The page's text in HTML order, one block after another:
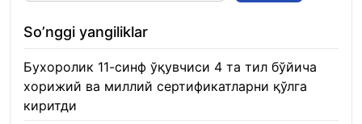
So’nggi yangiliklar
Бухоролик 11-синф ўқувчиси 4 та тил бўйича
хорижий ва миллий сертификатларни қўлга
киритди